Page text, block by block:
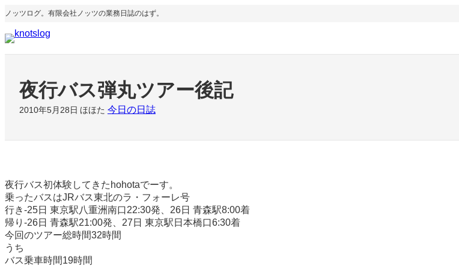
内
を
ノッツログ。有限会社ノッツの業務日誌のはず。
夜行バス弾丸ツアー後記
2010年5月28日 ほほた 今日の日誌
夜行バス初体験してきたhohotaでーす。
乗ったバスはJRバス東北のラ・フォーレ号
行き-25日 東京駅八重洲南口22:30発、26日 青森駅8:00着
帰り-26日 青森駅21:00発、27日 東京駅日本橋口6:30着
今回のツアー総時間32時間
うち
バス乗車時間19時間